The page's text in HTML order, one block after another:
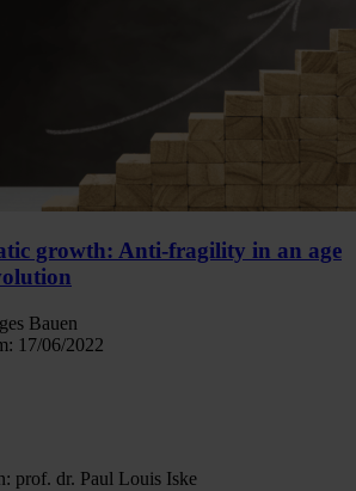
growth: Anti-fragility in an age
Bauen
17/06/2022
prof. dr. Paul Louis Iske